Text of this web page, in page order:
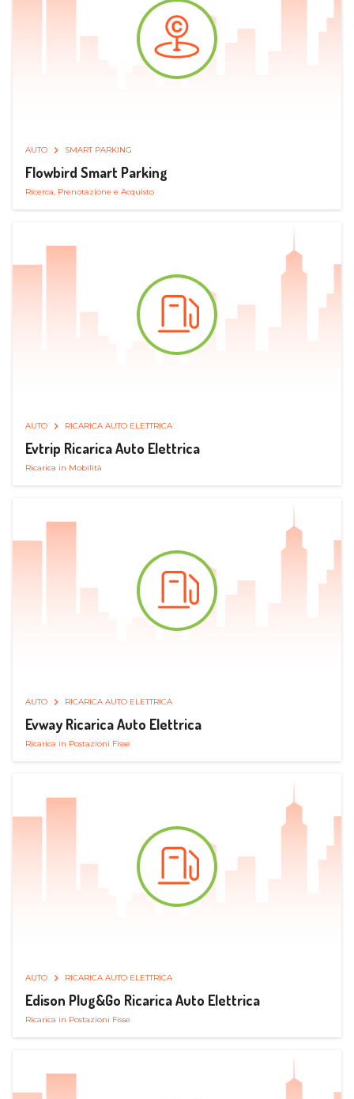
AUTO SMART PARKING
Flowbird Smart Parking
Ricerca, Prenotazione e Acquisto
AUTO RICARICA AUTO ELETTRICA
Evtrip Ricarica Auto Elettrica
Ricarica in Mobilità
AUTO RICARICA AUTO ELETTRICA
Evway Ricarica Auto Elettrica
Ricarica in Postazioni Fisse
AUTO RICARICA AUTO ELETTRICA
Edison Plug&Go Ricarica Auto Elettrica
Ricarica in Postazioni Fisse